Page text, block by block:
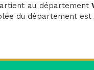
au département
du département est